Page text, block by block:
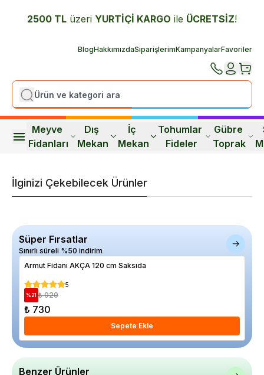
2500 TL üzeri YURTİÇİ KARGO ile ÜCRETSİZ!
BlogHakkımızdaSiparişlerimKampanyalarFavoriler
Meyve
Fidanları
Dış
Mekan
İç
Mekan
Tohumlar
Fideler
Gübre
Toprak
İlginizi Çekebilecek Ürünler
Süper Fırsatlar
Sınırlı süreli %50 indirim
Armut Fidanı AKÇA 120 cm Saksıda
5
%21 ₺ 920
₺ 730
Sepete Ekle
Benzer Ürünler